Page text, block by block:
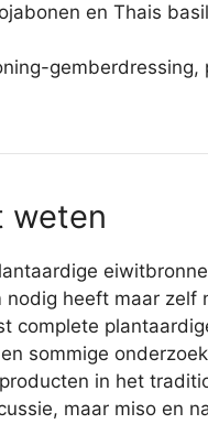
en Thais
gemberdressing,
weten
heeft maar zelf
complete
sommige
in het
maar miso en